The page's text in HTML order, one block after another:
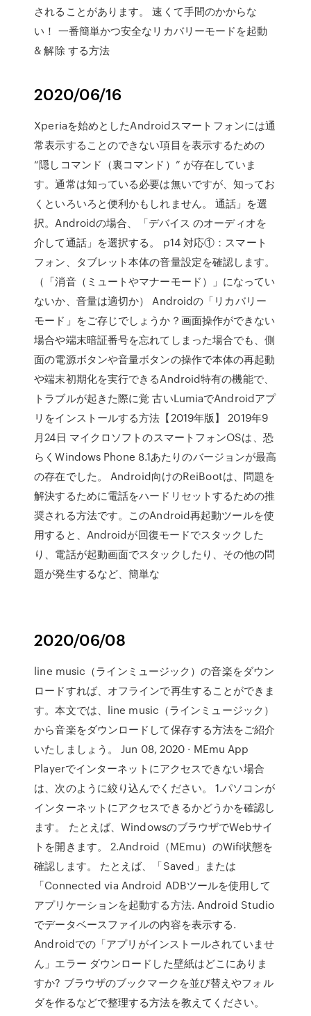
されることがあります。 速くて手間のかからな
い！ 一番簡単かつ安全なリカバリーモードを起動
& 解除 する方法
2020/06/16
Xperiaを始めとしたAndroidスマートフォンには通
常表示することのできない項目を表示するための
“隠しコマンド（裏コマンド）” が存在していま
す。通常は知っている必要は無いですが、知ってお
くといろいろと便利かもしれません。 通話」を選
択。Androidの場合、「デバイス のオーディオを
介して通話」を選択する。 p14 対応①：スマート
フォン、タブレット本体の音量設定を確認します。
（「消音（ミュートやマナーモード）」になってい
ないか、音量は適切か） Androidの「リカバリー
モード」をご存じでしょうか？画面操作ができない
場合や端末暗証番号を忘れてしまった場合でも、側
面の電源ボタンや音量ボタンの操作で本体の再起動
や端末初期化を実行できるAndroid特有の機能で、
トラブルが起きた際に覚 古いLumiaでAndroidアプ
リをインストールする方法【2019年版】 2019年9
月24日 マイクロソフトのスマートフォンOSは、恐
らくWindows Phone 8.1あたりのバージョンが最高
の存在でした。 Android向けのReiBootは、問題を
解決するために電話をハードリセットするための推
奨される方法です。このAndroid再起動ツールを使
用すると、Androidが回復モードでスタックした
り、電話が起動画面でスタックしたり、その他の問
題が発生するなど、簡単な
2020/06/08
line music（ラインミュージック）の音楽をダウン
ロードすれば、オフラインで再生することができま
す。本文では、line music（ラインミュージック）
から音楽をダウンロードして保存する方法をご紹介
いたしましょう。 Jun 08, 2020 · MEmu App
Playerでインターネットにアクセスできない場合
は、次のように絞り込んでください。 1.パソコンが
インターネットにアクセスできるかどうかを確認し
ます。 たとえば、WindowsのブラウザでWebサイ
トを開きます。 2.Android（MEmu）のWifi状態を
確認します。 たとえば、「Saved」または
「Connected via Android ADBツールを使用して
アプリケーションを起動する方法. Android Studio
でデータベースファイルの内容を表示する.
Androidでの「アプリがインストールされていませ
ん」エラー ダウンロードした壁紙はどこにありま
すか? ブラウザのブックマークを並び替えやフォル
ダを作るなどで整理する方法を教えてください。